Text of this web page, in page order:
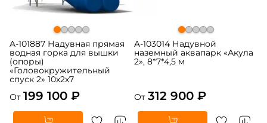
A-101887 Надувная прямая
водная горка для вышки
(опоры)
«Головокружительный
спуск 2» 10х2х7
От 199 100 ₽
A-103014 Надувной
наземный аквапарк «Акула
2», 8*7*4,5 м
От 312 900 ₽